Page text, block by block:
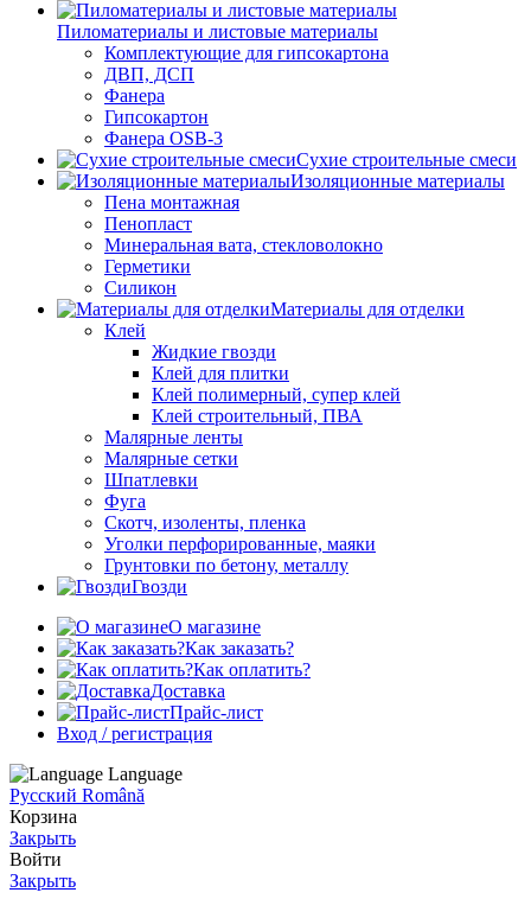
Пиломатериалы и листовые материалы
Комплектующие для гипсокартона
ДВП, ДСП
Фанера
Гипсокартон
Фанера OSB-3
Сухие строительные смеси
Изоляционные материалы
Пена монтажная
Пенопласт
Минеральная вата, стекловолокно
Герметики
Силикон
Материалы для отделки
Клей
Жидкие гвозди
Клей для плитки
Клей полимерный, супер клей
Клей строительный, ПВА
Малярные ленты
Малярные сетки
Шпатлевки
Фуга
Скотч, изоленты, пленка
Уголки перфорированные, маяки
Грунтовки по бетону, металлу
Гвозди
О магазине
Как заказать?
Как оплатить?
Доставка
Прайс-лист
Вход / регистрация
Language
Русский Română
Корзина
Закрыть
Войти
Закрыть